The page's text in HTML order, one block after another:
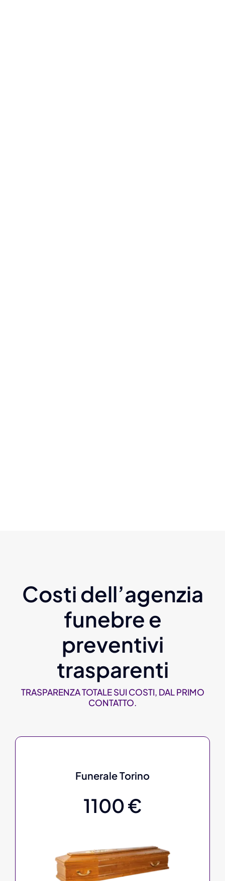
Costi dell’agenzia
funebre e
preventivi
trasparenti
TRASPARENZA TOTALE SUI COSTI, DAL PRIMO
CONTATTO.
Funerale Torino
1100 €